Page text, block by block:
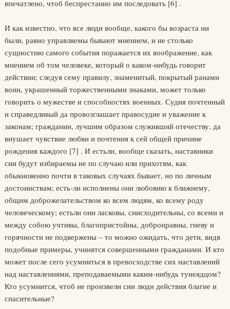
впечатлено, чтоб беспрестанно им последовать [6] .
И как известно, что все люди вообще, какого бы возраста ни
были, равно управляемы бывают мнением, и не столько
сущностию самого события поражается их воображение, как
мнением об том человеке, который о каком-нибудь говорит
действии; следуя сему правилу, знаменитый, покрытый ранами
воин, украшенный торжественными знаками, может только
говорить о мужестве и способностях военных. Судия почтенный
и справедливый да провозглашает правосудие и уважение к
законам; гражданин, лучшим образом служивший отечеству, да
внушает чувствие любви и почтения к сей общей причине
рождения каждого [7] . И естьли, вообще сказать, наставники
сии будут избираемы не по случаю или прихотям, как
обыкновенно почти в таковых случаях бывает, но по личным
достоинствам; есть-ли исполнены они любовию к ближнему,
общим доброжелательством ко всем людям, ко всему роду
человеческому; естьли они ласковы, снисходительны, со всеми и
между собою учтивы, благопристойны, добронравны, гневу и
горячности не подвержены – то можно ожидать, что дети, видя
подобные примеры, учинятся совершенными гражданами. И кто
может после сего усумниться в превосходстве сих наставлений
над наставлениями, преподаваемыми каким-нибудь тунеядцом?
Кто усумнится, чтоб не произвели сии люди действия благие и
спасительные?